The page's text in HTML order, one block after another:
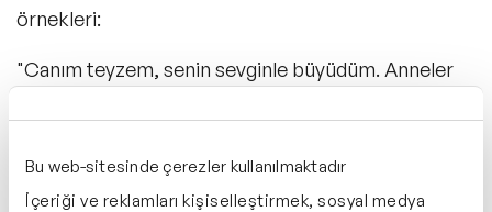
Bu web-sitesinde çerezler kullanılmaktadır
İçeriği ve reklamları kişiselleştirmek, sosyal medya
örnekleri:
"Canım teyzem, senin sevginle büyüdüm. Anneler